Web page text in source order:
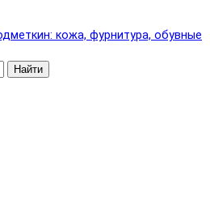
Найти